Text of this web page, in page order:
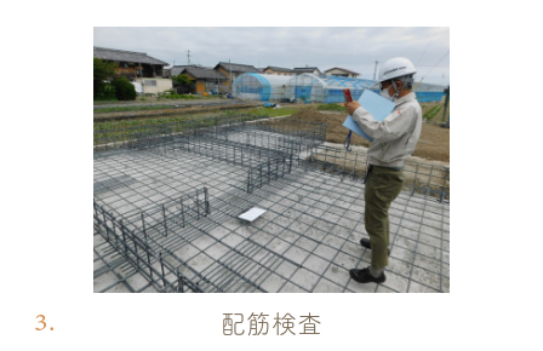
3. 配筋検査